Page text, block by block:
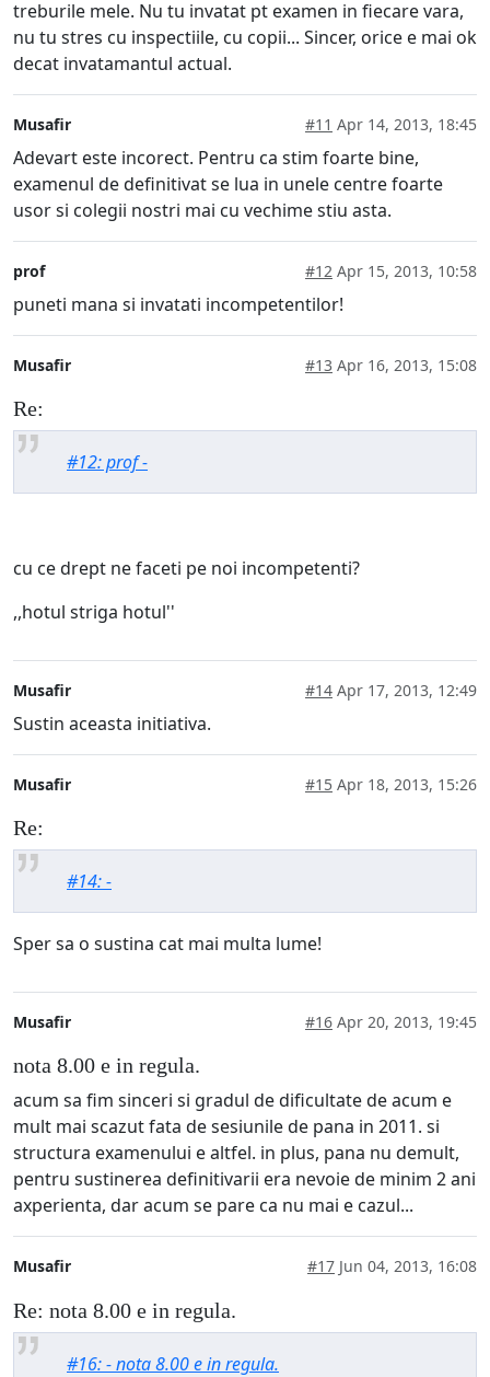
treburile mele. Nu tu invatat pt examen in fiecare vara,
nu tu stres cu inspectiile, cu copii... Sincer, orice e mai ok
decat invatamantul actual.
Musafir #11 Apr 14, 2013, 18:45
Adevart este incorect. Pentru ca stim foarte bine,
examenul de definitivat se lua in unele centre foarte
usor si colegii nostri mai cu vechime stiu asta.
prof #12 Apr 15, 2013, 10:58
puneti mana si invatati incompetentilor!
Musafir #13 Apr 16, 2013, 15:08
Re:
#12: prof -
cu ce drept ne faceti pe noi incompetenti?
,,hotul striga hotul''
Musafir #14 Apr 17, 2013, 12:49
Sustin aceasta initiativa.
Musafir #15 Apr 18, 2013, 15:26
Re:
#14: -
Sper sa o sustina cat mai multa lume!
Musafir #16 Apr 20, 2013, 19:45
nota 8.00 e in regula.
acum sa fim sinceri si gradul de dificultate de acum e
mult mai scazut fata de sesiunile de pana in 2011. si
structura examenului e altfel. in plus, pana nu demult,
pentru sustinerea definitivarii era nevoie de minim 2 ani
axperienta, dar acum se pare ca nu mai e cazul...
Musafir #17 Jun 04, 2013, 16:08
Re: nota 8.00 e in regula.
#16: - nota 8.00 e in regula.